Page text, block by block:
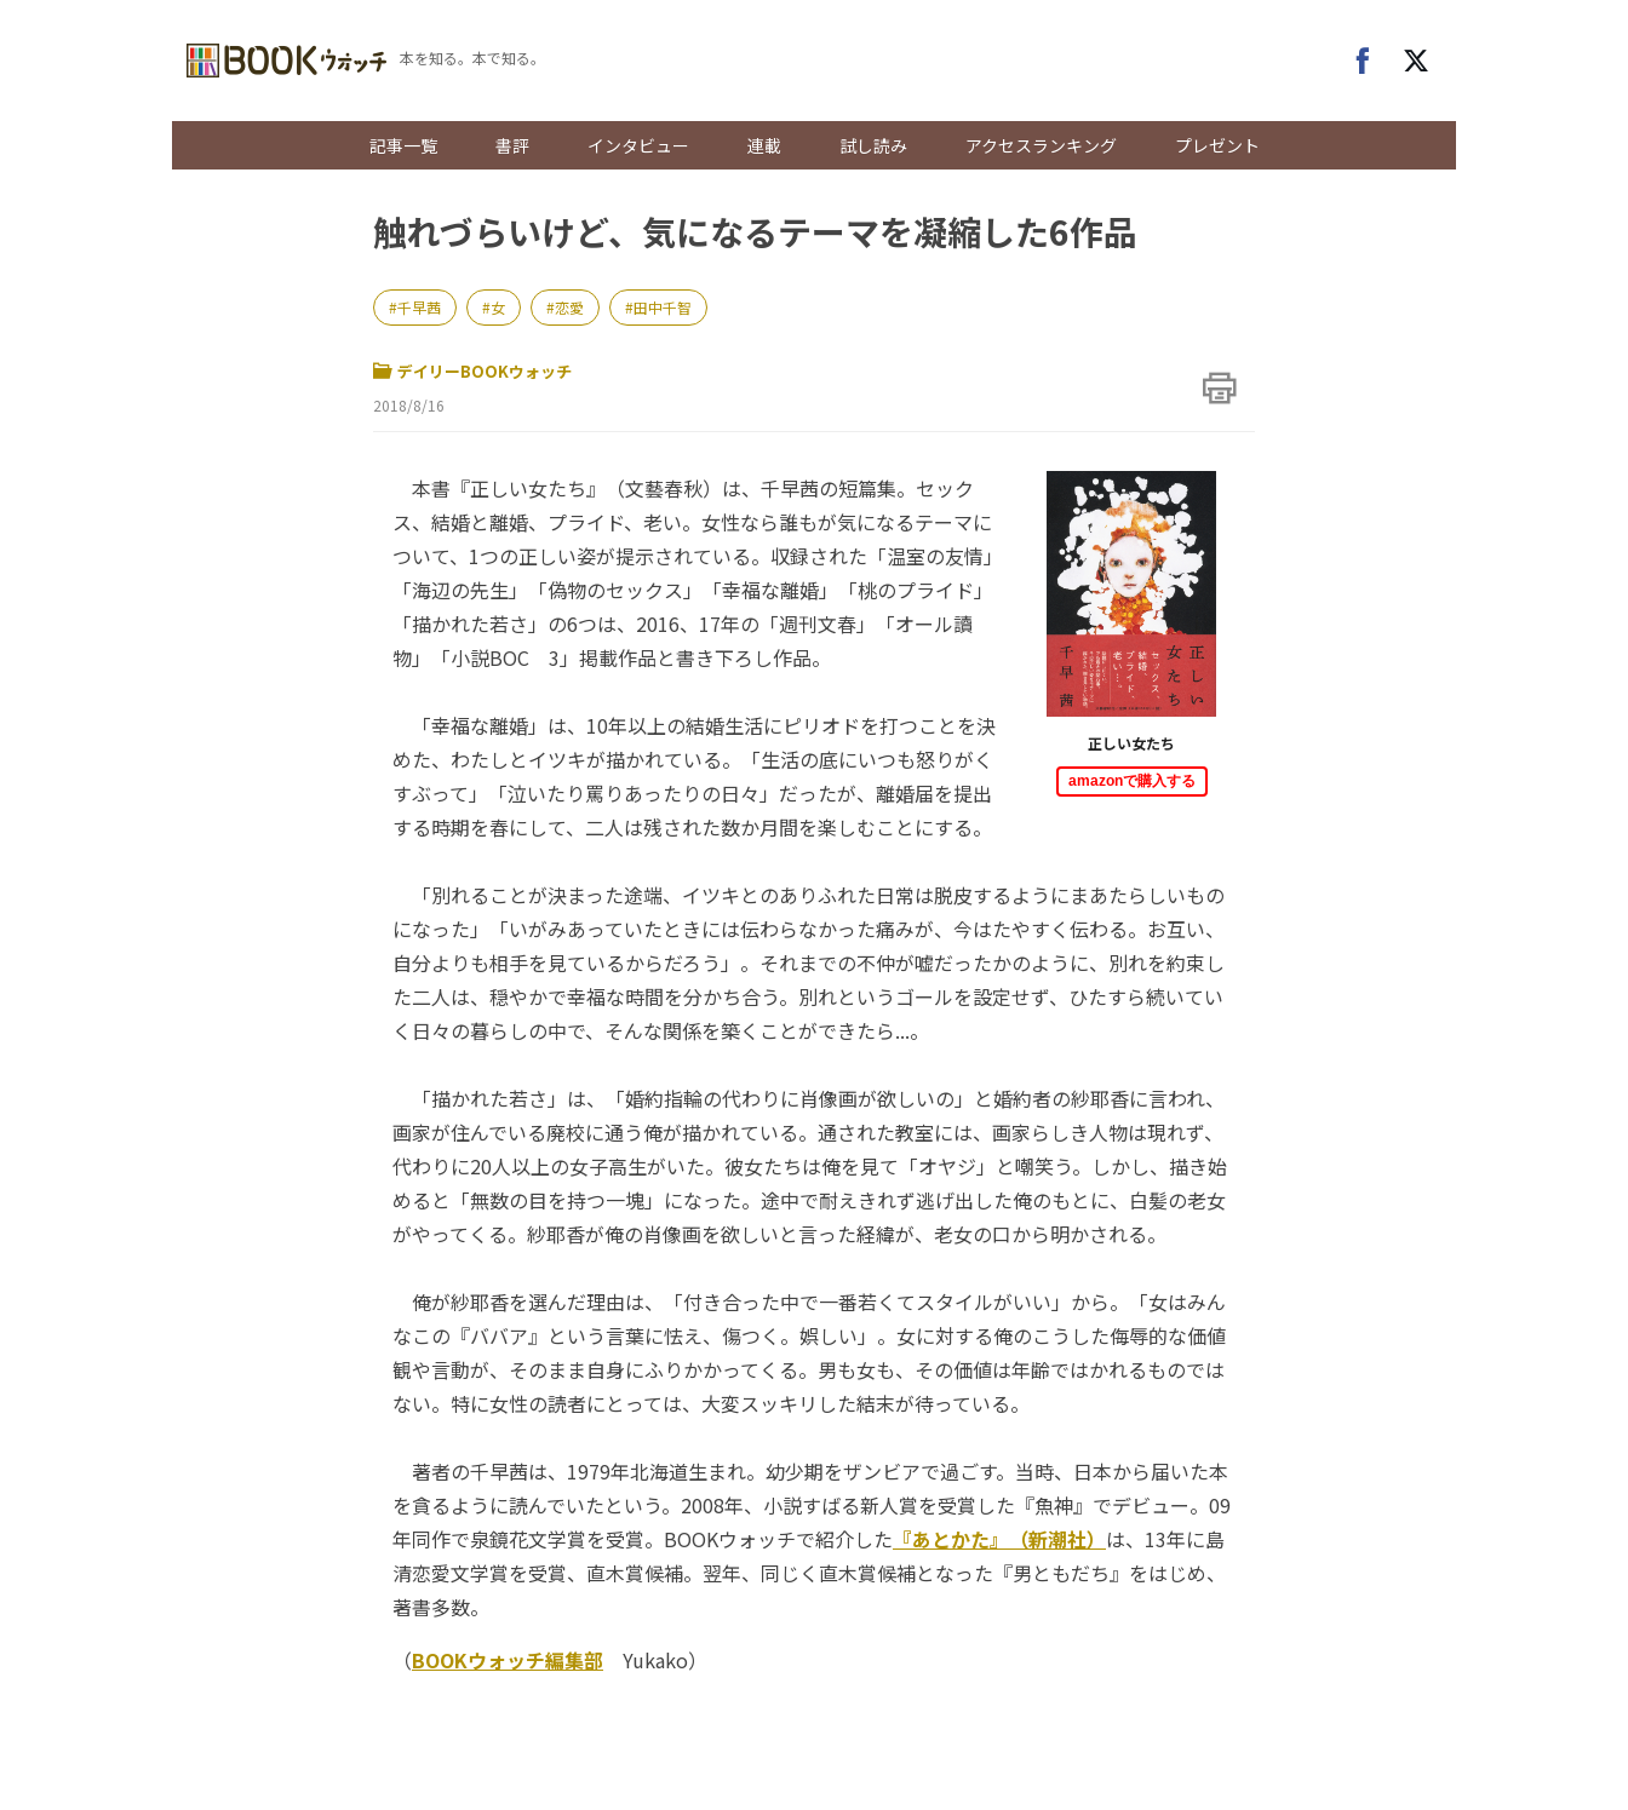
本を知る。本で知る。
記事一覧 書評 インタビュー 連載 試し読み アクセスランキング プレゼント
触れづらいけど、気になるテーマを凝縮した6作品
千早茜 女 恋愛 田中千智
デイリーBOOKウォッチ
2018/8/16
正しい女たち
amazonで購入する
本書『正しい女たち』（文藝春秋）は、千早茜の短篇集。セック
ス、結婚と離婚、プライド、老い。女性なら誰もが気になるテーマに
ついて、1つの正しい姿が提示されている。収録された「温室の友情」
「海辺の先生」「偽物のセックス」「幸福な離婚」「桃のプライド」
「描かれた若さ」の6つは、2016、17年の「週刊文春」「オール讀
物」「小説BOC 3」掲載作品と書き下ろし作品。
「幸福な離婚」は、10年以上の結婚生活にピリオドを打つことを決
めた、わたしとイツキが描かれている。「生活の底にいつも怒りがく
すぶって」「泣いたり罵りあったりの日々」だったが、離婚届を提出
する時期を春にして、二人は残された数か月間を楽しむことにする。
「別れることが決まった途端、イツキとのありふれた日常は脱皮するようにまあたらしいもの
になった」「いがみあっていたときには伝わらなかった痛みが、今はたやすく伝わる。お互い、
自分よりも相手を見ているからだろう」。それまでの不仲が嘘だったかのように、別れを約束し
た二人は、穏やかで幸福な時間を分かち合う。別れというゴールを設定せず、ひたすら続いてい
く日々の暮らしの中で、そんな関係を築くことができたら...。
「描かれた若さ」は、「婚約指輪の代わりに肖像画が欲しいの」と婚約者の紗耶香に言われ、
画家が住んでいる廃校に通う俺が描かれている。通された教室には、画家らしき人物は現れず、
代わりに20人以上の女子高生がいた。彼女たちは俺を見て「オヤジ」と嘲笑う。しかし、描き始
めると「無数の目を持つ一塊」になった。途中で耐えきれず逃げ出した俺のもとに、白髪の老女
がやってくる。紗耶香が俺の肖像画を欲しいと言った経緯が、老女の口から明かされる。
俺が紗耶香を選んだ理由は、「付き合った中で一番若くてスタイルがいい」から。「女はみん
なこの『ババア』という言葉に怯え、傷つく。娯しい」。女に対する俺のこうした侮辱的な価値
観や言動が、そのまま自身にふりかかってくる。男も女も、その価値は年齢ではかれるものでは
ない。特に女性の読者にとっては、大変スッキリした結末が待っている。
著者の千早茜は、1979年北海道生まれ。幼少期をザンビアで過ごす。当時、日本から届いた本
を貪るように読んでいたという。2008年、小説すばる新人賞を受賞した『魚神』でデビュー。09
年同作で泉鏡花文学賞を受賞。BOOKウォッチで紹介した 『あとかた』（新潮社） は、13年に島
清恋愛文学賞を受賞、直木賞候補。翌年、同じく直木賞候補となった『男ともだち』をはじめ、
著書多数。
（BOOKウォッチ編集部 Yukako）